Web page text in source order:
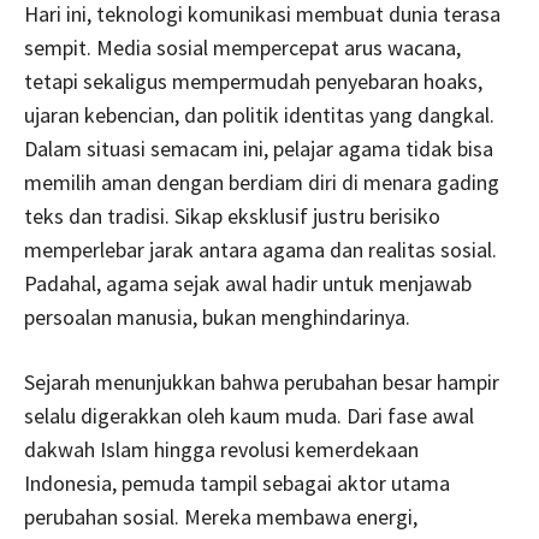
Hari ini, teknologi komunikasi membuat dunia terasa
sempit. Media sosial mempercepat arus wacana,
tetapi sekaligus mempermudah penyebaran hoaks,
ujaran kebencian, dan politik identitas yang dangkal.
Dalam situasi semacam ini, pelajar agama tidak bisa
memilih aman dengan berdiam diri di menara gading
teks dan tradisi. Sikap eksklusif justru berisiko
memperlebar jarak antara agama dan realitas sosial.
Padahal, agama sejak awal hadir untuk menjawab
persoalan manusia, bukan menghindarinya.
Sejarah menunjukkan bahwa perubahan besar hampir
selalu digerakkan oleh kaum muda. Dari fase awal
dakwah Islam hingga revolusi kemerdekaan
Indonesia, pemuda tampil sebagai aktor utama
perubahan sosial. Mereka membawa energi,